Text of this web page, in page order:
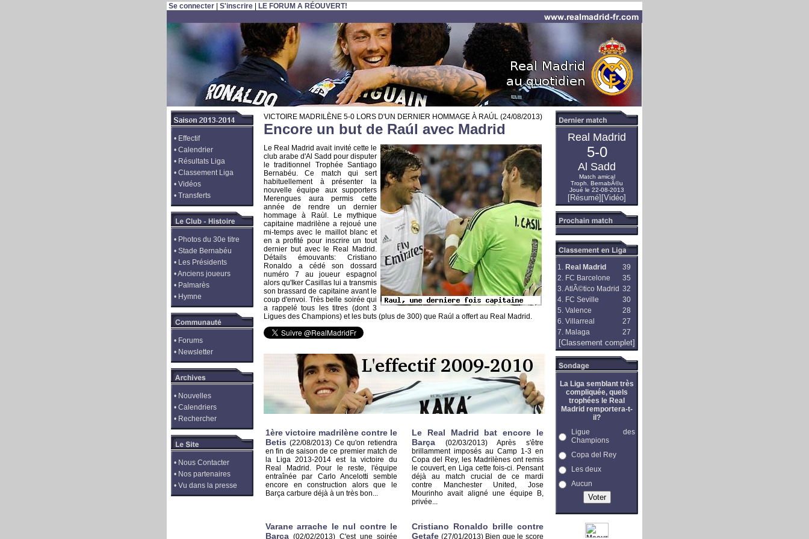
Se connecter S'inscrire LE FORUM A RÉOUVERT!
• Effectif
• Calendrier
• Résultats Liga
• Classement Liga
• Vidéos
• Transferts
• Photos du 30e titre
• Stade Bernabéu
• Les Présidents
•Anciens joueurs
• Palmarès
• Hymne
• Forums
• Newsletter
• Nouvelles
• Calendriers
• Rechercher
• Nous Contacter
• Nos partenaires
• Vu dans la presse
VICTOIRE MADRILÈNE 5-0 LORS D'UN DERNIER HOMMAGE À RAÚL (24/08/2013)
Encore un but de Raúl avec Madrid
Le Real Madrid avait invité cette le
club arabe d'Al Sadd pour disputer
le traditionnel Trophée Santiago
Bernabéu. Ce match qui sert
habituellement à présenter la
nouvelle équipe aux supporters
Merengues aura permis cette
année de rendre un dernier
hommage à Raùl. Le mythique
capitaine madrilène a rejoué une
mi-temps avec le maillot blanc et
en a profité pour inscrire un tout
dernier but avec le Real Madrid.
Détails émouvants: Cristiano
Ronaldo a cédé son dossard
numéro 7 au joueur espagnol
alors qu'Iker Casillas lui a transmis
son brassard de capitaine avant le
coup d'envoi. Très belle soirée qui
a rappelé tous les titres (dont 3
Ligues des Champions) et les buts (plus de 300) que Raúl a offert au Real Madrid.
1ère victoire madrilène contre le
Betis (22/08/2013) Ce qu'on retiendra
en fin de saison de ce premier match de
la Liga 2013-2014 est la victoire du
Real Madrid. Pour le reste, l'équipe
entraînée par Carlo Ancelotti semble
encore en construction alors que le
Barça carbure déjà à un très bon...
Le Real Madrid bat encore le
Barça (02/03/2013)Après s'être
brillamment imposés au Camp 1-3 en
Copa del Rey, les Madrilènes ont remis
le couvert, en Liga cette fois-ci. Pensant
déjà au match crucial de ce mardi
contre Manchester United, Jose
Mourinho avait aligné une équipe B,
privée...
Varane arrache le nul contre le
Barça (02/02/2013) C'est une soirée
Cristiano Ronaldo brille contre
Getafe (27/01/2013) Bien que le score
Real Madrid
5-0
Al Sadd
Match amical
Troph. BernabÃ©u
Joué le 22-08-2013
[Résumé] [Vidéo]
1. Real Madrid
39
2. FC Barcelone
35
3. AtlÃ©tico Madrid 32
4. FC Seville
30
5. Valence
28
6. Villarreal
27
7. Malaga
27
[Classement complet]
La Liga semblant très
compliquée, quels
trophées le Real
Madrid remportera-t-
il?
Ligue des
Champions
Copa del Rey
Les deux
Aucun